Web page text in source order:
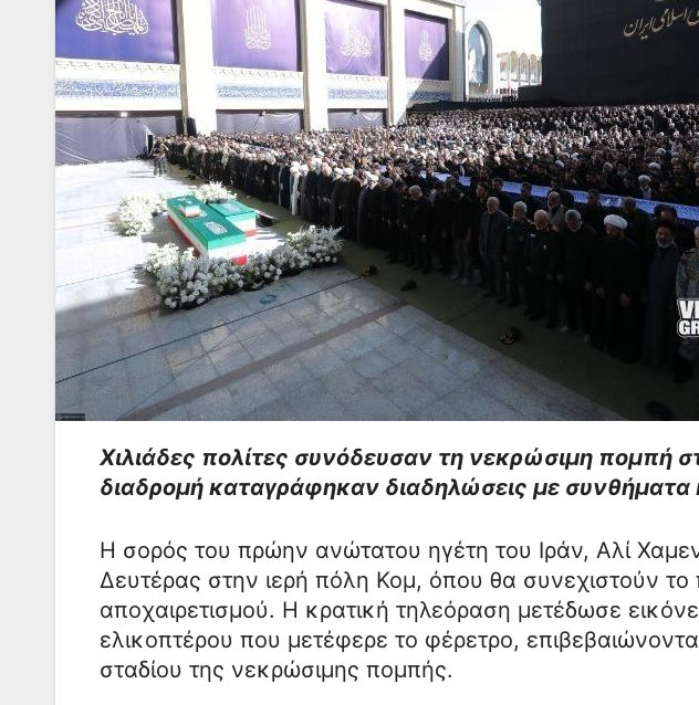
Χιλιάδες πολίτες συνόδευσαν τη νεκρώσιμη πομπή
διαδρομή καταγράφηκαν διαδηλώσεις με
Η σορός του πρώην ανώτατου ηγέτη του Ιράν, Αλί
Δευτέρας στην ιερή πόλη Κομ, όπου θα συνεχιστούν το
αποχαιρετισμού. Η κρατική τηλεόραση μετέδωσε
ελικοπτέρου που μετέφερε το φέρετρο,
σταδίου της νεκρώσιμης πομπής.